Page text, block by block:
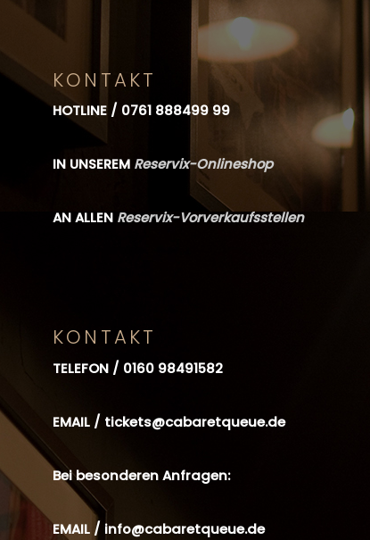
KONTAKT
HOTLINE / 0761 888499 99
IN UNSEREM Reservix-Onlineshop
AN ALLEN Reservix-Vorverkaufsstellen
KONTAKT
TELEFON / 0160 98491582
EMAIL / tickets@cabaretqueue.de
Bei besonderen Anfragen:
EMAIL / info@cabaretqueue.de